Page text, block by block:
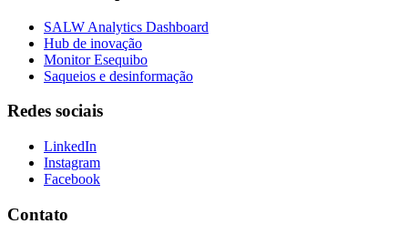
SALW Analytics Dashboard
Hub de inovação
Monitor Esequibo
Saqueios e desinformação
Redes sociais
LinkedIn
Instagram
Facebook
Contato